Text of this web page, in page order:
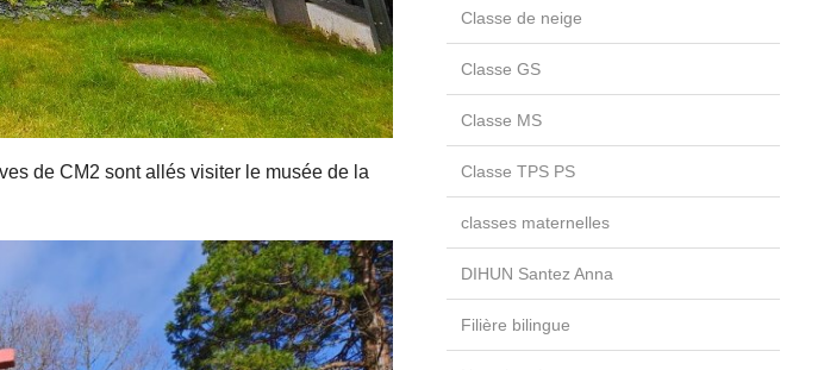
de CM2 sont allés visiter le musée de la
Classe de neige
Classe GS
Classe MS
Classe TPS PS
classes maternelles
DIHUN Santez Anna
Filière bilingue